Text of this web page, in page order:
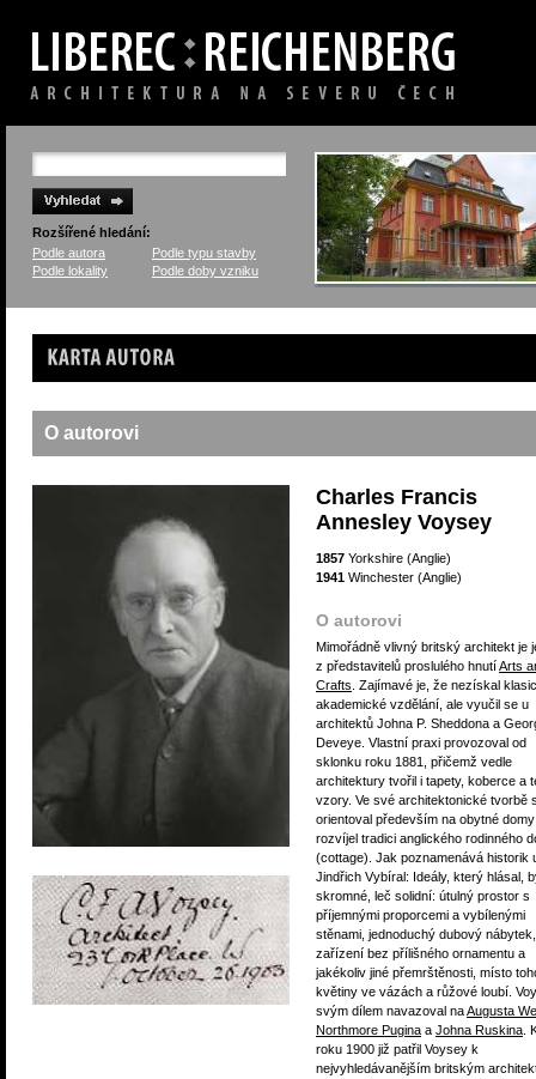
Rozšířené hledání:
Podle autora
Podle typu stavby
Podle lokality
Podle doby vzniku
Karta autora
O autorovi
Charles Francis
Annesley Voysey
1857 Yorkshire (Anglie)
1941 Winchester (Anglie)
O autorovi
Mimořádně vlivný britský architekt je
z představitelů proslulého hnutíArts
Crafts . Zajímavé je, že nezískal
akademické vzdělání, ale vyučil se u
architektů Johna P. Sheddona a
Deveye. Vlastní praxi provozoval od
sklonku roku 1881, přičemž vedle
architektury tvořil i tapety, koberce a
vzory. Ve své architektonické tvorbě
orientoval především na obytné
rozvíjel tradici anglického rodinného
(cottage). Jak poznamenává historik
Jindřich Vybíral: Ideály, který hlásal,
skromné, leč solidní: útulný prostor s
příjemnými proporcemi a vybílenými
stěnami, jednoduchý dubový nábytek,
zařízení bez přílišného ornamentu a
jakékoliv jiné přemrštěnosti, místo
květiny ve vázách a růžové loubí.
svým dílem navazoval naAugusta
Northmore Pugina a Johna Ruskina .
roku 1900 již patřil Voysey k
nejvyhledávanějším britským